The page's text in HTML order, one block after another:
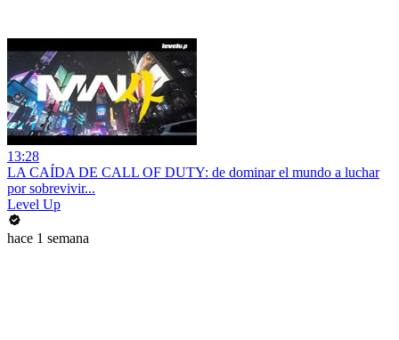
13:28
LA CAÍDA DE CALL OF DUTY: de dominar el mundo a luchar
por sobrevivir...
Level Up
hace 1 semana